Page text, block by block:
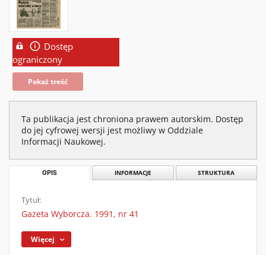
Dostęp
ograniczony
Pokaż treść
Ta publikacja jest chroniona prawem autorskim. Dostęp
do jej cyfrowej wersji jest możliwy w Oddziale
Informacji Naukowej.
OPIS INFORMACJE STRUKTURA
Tytuł:
Gazeta Wyborcza. 1991, nr 41
Więcej